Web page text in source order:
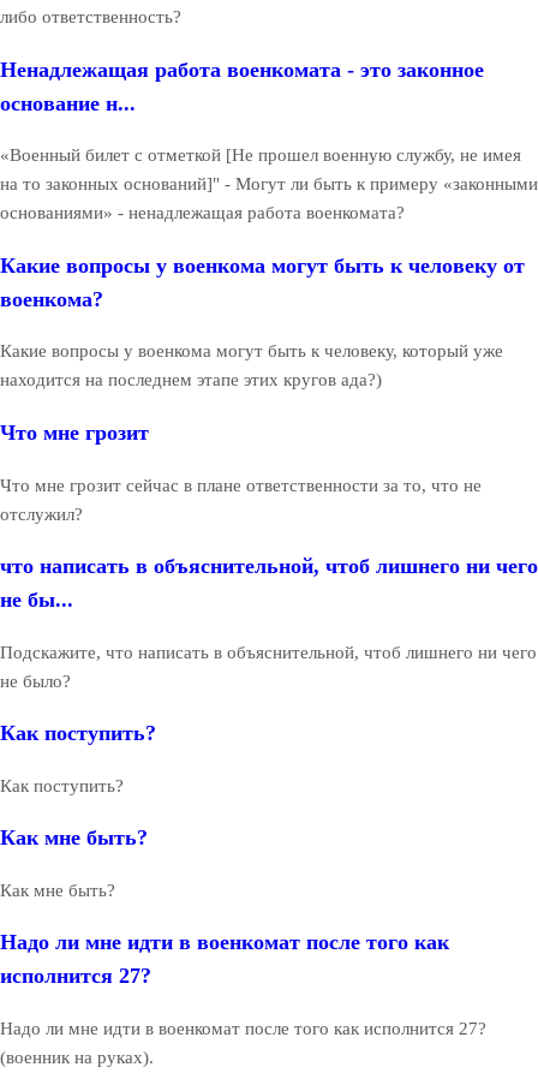
либо ответственность?
Ненадлежащая работа военкомата - это законное
основание н...
«Военный билет с отметкой [Не прошел военную службу, не имея
на то законных оснований]" - Могут ли быть к примеру «законными
основаниями» - ненадлежащая работа военкомата?
Какие вопросы у военкома могут быть к человеку от
военкома?
Какие вопросы у военкома могут быть к человеку, который уже
находится на последнем этапе этих кругов ада?)
Что мне грозит
Что мне грозит сейчас в плане ответственности за то, что не
отслужил?
что написать в объяснительной, чтоб лишнего ни чего
не бы...
Подскажите, что написать в объяснительной, чтоб лишнего ни чего
не было?
Как поступить?
Как поступить?
Как мне быть?
Как мне быть?
Надо ли мне идти в военкомат после того как
исполнится 27?
Надо ли мне идти в военкомат после того как исполнится 27?
(военник на руках).